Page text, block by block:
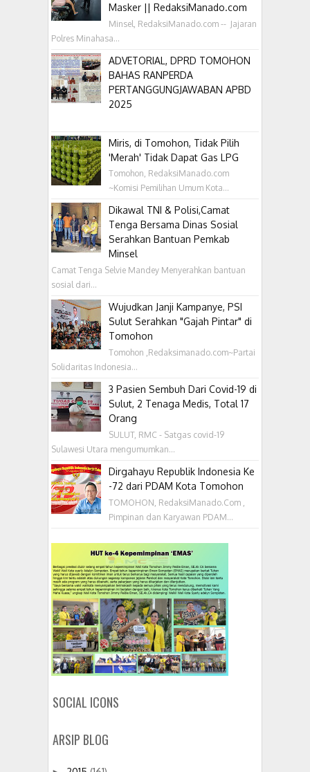
Masker || RedaksiManado.com
Minsel, RedaksiManado.com -- Jajaran
Polres Minahasa...
ADVETORIAL, DPRD TOMOHON
BAHAS RANPERDA
PERTANGGUNGJAWABAN APBD
2025
Miris, di Tomohon, Tidak Pilih
'Merah' Tidak Dapat Gas LPG
Tomohon, RedaksiManado.com
~Komisi Pemilihan Umum Kota...
Dikawal TNI & Polisi,Camat
Tenga Bersama Dinas Sosial
Serahkan Bantuan Pemkab
Minsel
Camat Tenga Selvie Mandey Menyerahkan bantuan
sosial dari...
Wujudkan Janji Kampanye, PSI
Sulut Serahkan "Gajah Pintar" di
Tomohon
Tomohon ,Redaksimanado.com~Partai
Solidaritas Indonesia...
3 Pasien Sembuh Dari Covid-19 di
Sulut, 2 Tenaga Medis, Total 17
Orang
SULUT, RMC - Satgas covid-19
Sulawesi Utara mengumumkan...
Dirgahayu Republik Indonesia Ke
-72 dari PDAM Kota Tomohon
TOMOHON, RedaksiManado.Com ,
Pimpinan dan Karyawan PDAM...
SOCIAL ICONS
ARSIP BLOG